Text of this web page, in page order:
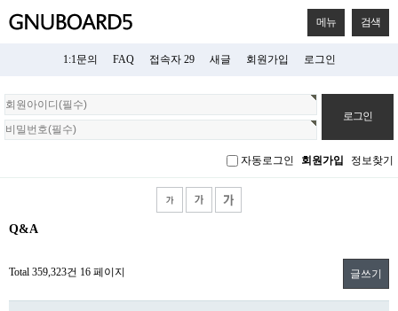
메뉴 검색
1:1문의 FAQ 접속자 29 새글 회원가입 로그인
회
원
로
자동로그인 회원가입 정보찾기
Q&A
Total 359,323건 16 페이지 글쓰기